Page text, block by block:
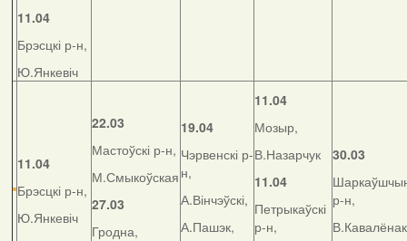
11.04
Брэсцкі р-н,
Ю.Янкевіч
11.04
Брэсцкі р-н,
Ю.Янкевіч
22.03
Мастоўскі р-н,
М.Смыкоўская
27.03
Гродна,
19.04
Чэрвенскі р-
н,
А.Вінчэўскі,
А.Пашэк,
11.04
Мозыр,
В.Назарчук
11.04
Петрыкаўскі
р-н,
30.03
р-н,
В.Кавалёнак